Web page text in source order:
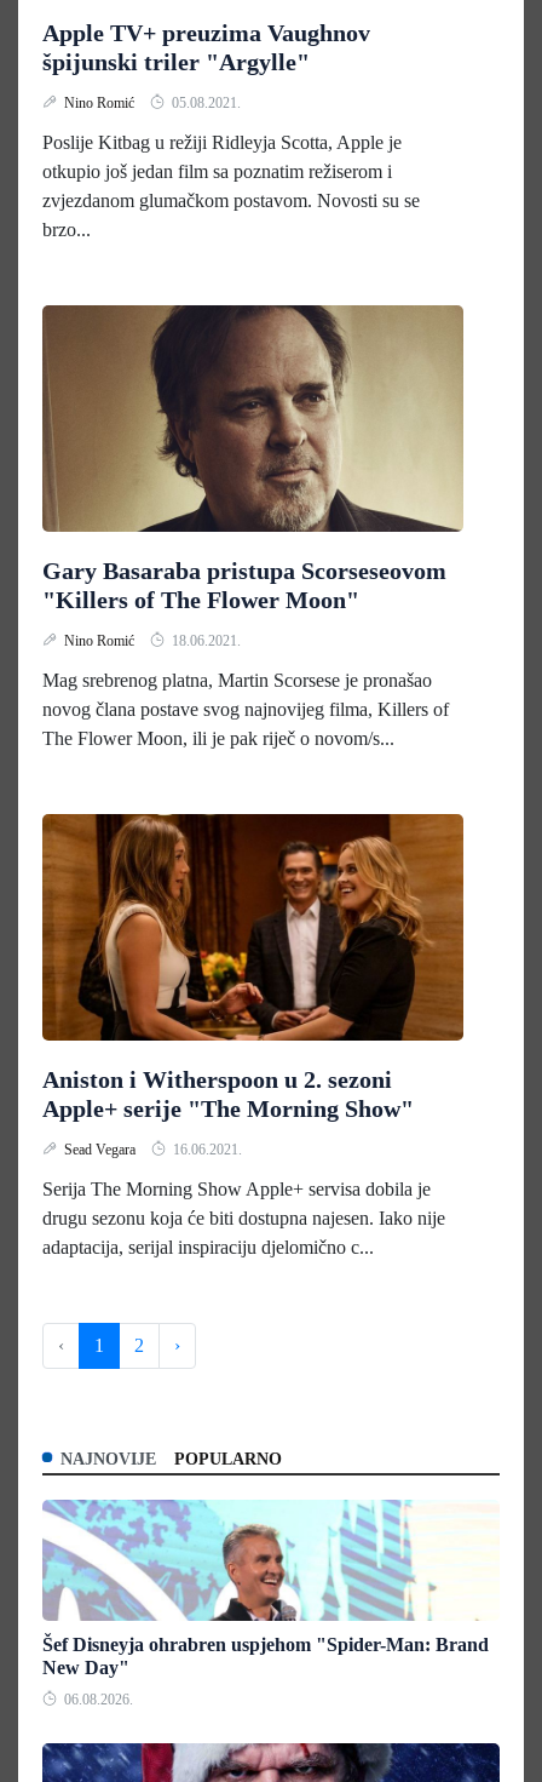
Apple TV+ preuzima Vaughnov
špijunski triler "Argylle"
Nino Romić 05.08.2021.
Poslije Kitbag u režiji Ridleyja Scotta, Apple je
otkupio još jedan film sa poznatim režiserom i
zvjezdanom glumačkom postavom. Novosti su se
brzo...
Gary Basaraba pristupa Scorseseovom
"Killers of The Flower Moon"
Nino Romić 18.06.2021.
Mag srebrenog platna, Martin Scorsese je pronašao
novog člana postave svog najnovijeg filma, Killers of
The Flower Moon, ili je pak riječ o novom/s...
Aniston i Witherspoon u 2. sezoni
Apple+ serije "The Morning Show"
Sead Vegara 16.06.2021.
Serija The Morning Show Apple+ servisa dobila je
drugu sezonu koja će biti dostupna najesen. Iako nije
adaptacija, serijal inspiraciju djelomično c...
‹ 1 2 ›
NAJNOVIJE POPULARNO
Šef Disneyja ohrabren uspjehom "Spider-Man: Brand
New Day"
06.08.2026.